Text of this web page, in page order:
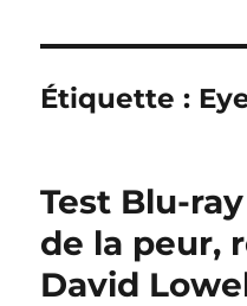
Étiquette :
Test Blu-
de la peur,
David